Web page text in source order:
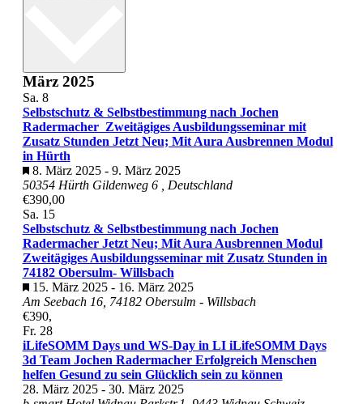
März 2025
Sa. 8
Selbstschutz & Selbstbestimmung nach Jochen
Radermacher Zweitägiges Ausbildungsseminar mit
Zusatz Stunden Jetzt Neu; Mit Aura Ausbrennen Modul
in Hürth
Hervorgehoben
8. März 2025- 9. März 2025
50354 Hürth Gildenweg 6
, Deutschland
€390,00
Sa. 15
Selbstschutz & Selbstbestimmung nach Jochen
Radermacher Jetzt Neu; Mit Aura Ausbrennen Modul
Zweitägiges Ausbildungsseminar mit Zusatz Stunden in
74182 Obersulm- Willsbach
Hervorgehoben
15. März 2025- 16. März 2025
Am Seebach 16, 74182 Obersulm - Willsbach
€390,
Fr. 28
iLifeSOMM Days und WS-Day in LI iLifeSOMM Days
3d Team Jochen Radermacher Erfolgreich Menschen
helfen Gesund zu sein Glücklich sein zu können
28. März 2025- 30. März 2025